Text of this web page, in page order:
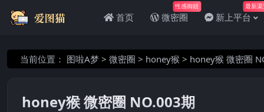
首页 微密圈
性感御姐
新上平台
最新
当前位置： 图啦A梦 > 微密圈 > honey猴 > honey猴 微密圈
honey猴 微密圈 NO.003期